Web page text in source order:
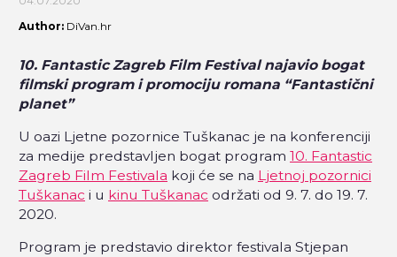
Author: DiVan.hr
10. Fantastic Zagreb Film Festival najavio bogat
filmski program i promociju romana “Fantastični
planet”
U oazi Ljetne pozornice Tuškanac je na konferenciji
za medije predstavljen bogat program 10. Fantastic
Zagreb Film Festivala koji će se na Ljetnoj pozornici
Tuškanac i u kinu Tuškanac održati od 9. 7. do 19. 7.
2020.
Program je predstavio direktor festivala Stjepan